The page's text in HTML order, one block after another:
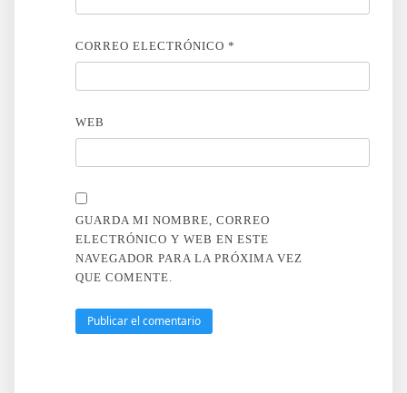
CORREO ELECTRÓNICO *
WEB
GUARDA MI NOMBRE, CORREO
ELECTRÓNICO Y WEB EN ESTE
NAVEGADOR PARA LA PRÓXIMA VEZ
QUE COMENTE.